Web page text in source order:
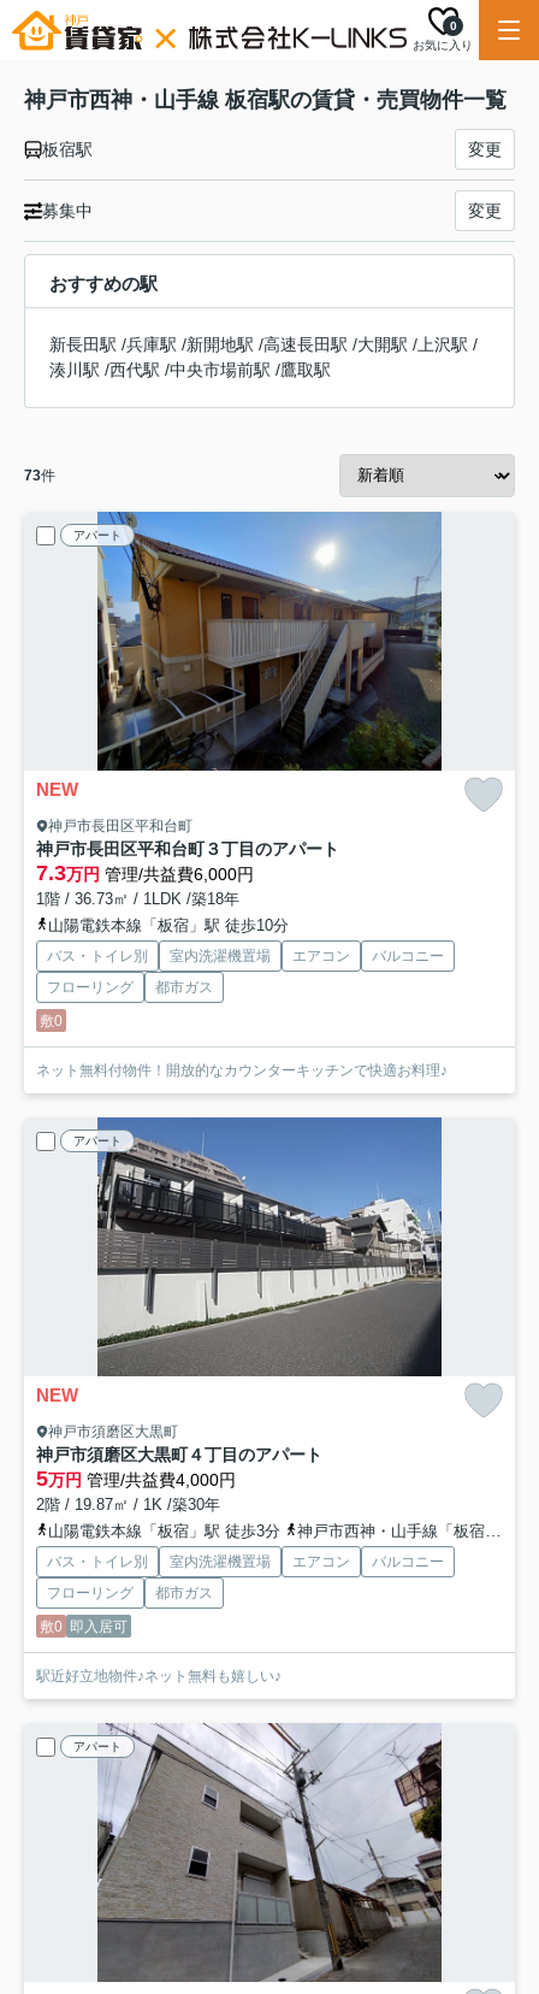
お気に入り
0
神戸市西神・山手線 板宿駅の賃貸・売買物件一覧
板宿駅 変更
募集中 変更
おすすめの駅
新長田駅 /兵庫駅 /新開地駅 /高速長田駅 /大開駅 / 上沢駅 /
湊川駅 /西代駅 /中央市場前駅 /鷹取駅
73件
アパート
NEW
神戸市長田区平和台町
神戸市長田区平和台町３丁目のアパート
7.3万円 管理/共益費6,000円
1階 / 36.73㎡ / 1LDK /築18年
山陽電鉄本線「板宿」駅 徒歩10分
バス・トイレ別 室内洗濯機置場 エアコン
バルコニー
フローリング
都市ガス
敷0
ネット無料付物件！開放的なカウンターキッチンで快適お料理♪
アパート
NEW
神戸市須磨区大黒町
神戸市須磨区大黒町４丁目のアパート
5万円 管理/共益費4,000円
2階 / 19.87㎡ / 1K /築30年
山陽電鉄本線「板宿」駅 徒歩3分
神戸市西神・山手線「板宿」駅 徒歩4分
バス・トイレ別 室内洗濯機置場 エアコン
バルコニー
フローリング
都市ガス
敷0 即入居可
駅近好立地物件♪ネット無料も嬉しい♪
アパート